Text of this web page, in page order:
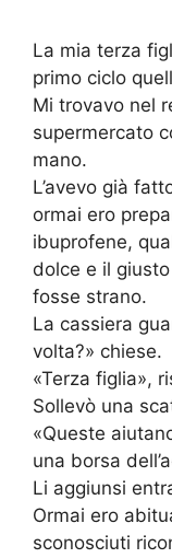
La mia terza
primo ciclo
Mi trovavo nel
supermercato
mano.
L’avevo già
ormai ero
ibuprofene,
dolce e il
fosse strano.
La cassiera
volta?» chiese.
«Terza figlia»,
Sollevò una
«Queste
una borsa
Li aggiunsi
Ormai ero
sconosciuti